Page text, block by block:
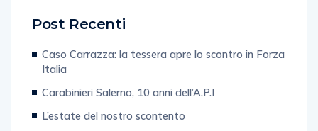
Post Recenti
Caso Carrazza: la tessera apre lo scontro in Forza
Italia
Carabinieri Salerno, 10 anni dell’A.P.I
L’estate del nostro scontento